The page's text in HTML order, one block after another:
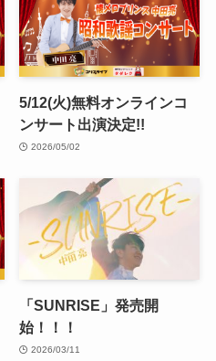
5/12(火)無料オンラインコ
ンサート出演決定!!
2026/05/02
「SUNRISE」発売開
始！！！
2026/03/11